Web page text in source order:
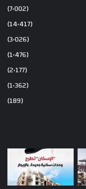
(7٬002)
(14٬417)
(3٬026)
(1٬476)
(2٬177)
(1٬362)
(189)